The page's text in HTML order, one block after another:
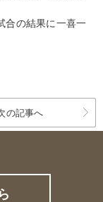
合の結果に一喜一
の記事へ